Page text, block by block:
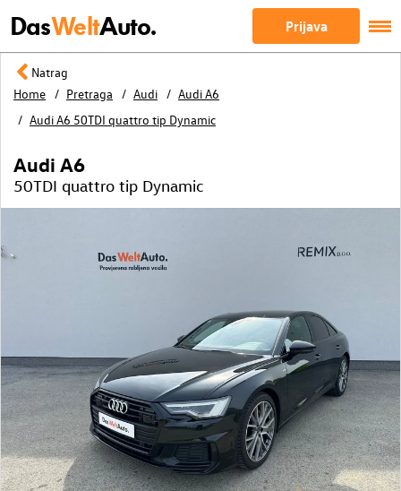
DasWeltAuto. Prijava
Natrag
Home
Pretraga Audi
Audi A6
Audi A6 50TDI quattro tip Dynamic
Audi A6
50TDI quattro tip Dynamic